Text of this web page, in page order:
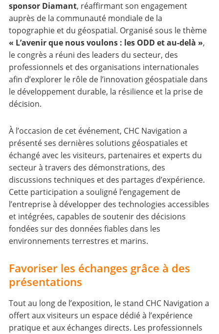
sponsor Diamant, réaffirmant son engagement
auprès de la communauté mondiale de la
topographie et du géospatial. Organisé sous le thème
« L’avenir que nous voulons : les ODD et au-delà »,
le congrès a réuni des leaders du secteur, des
professionnels et des organisations internationales
afin d’explorer le rôle de l’innovation géospatiale dans
le développement durable, la résilience et la prise de
décision.
À l’occasion de cet événement, CHC Navigation a
présenté ses dernières solutions géospatiales et
échangé avec les visiteurs, partenaires et experts du
secteur à travers des démonstrations, des
discussions techniques et des partages d’expérience.
Cette participation a souligné l’engagement de
l’entreprise à développer des technologies accessibles
et intégrées, capables de soutenir des décisions
fondées sur des données fiables dans les
environnements terrestres et marins.
Favoriser les échanges grâce à des
présentations
Tout au long de l’exposition, le stand CHC Navigation a
offert aux visiteurs un espace dédié à l’expérience
pratique et aux échanges directs. Les professionnels